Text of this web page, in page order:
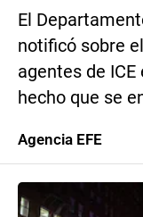
El
notificó sobre
agentes de
hecho que se
Agencia EFE